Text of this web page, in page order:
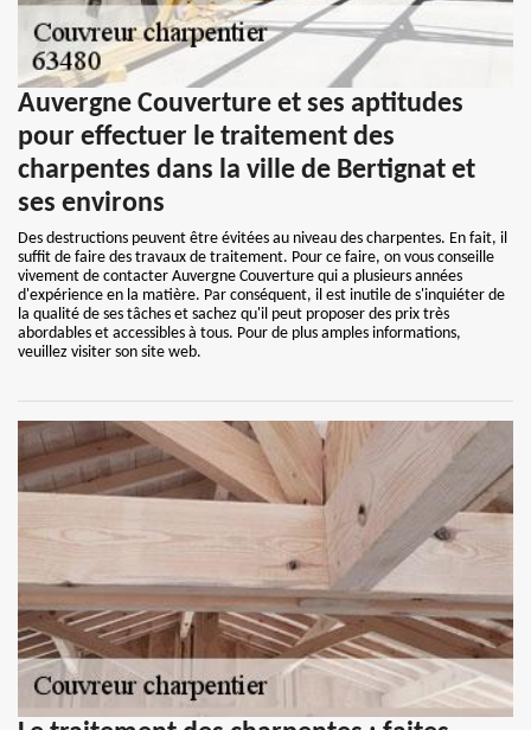
Auvergne Couverture et ses aptitudes
pour effectuer le traitement des
charpentes dans la ville de Bertignat et
ses environs
Des destructions peuvent être évitées au niveau des charpentes. En fait, il
suffit de faire des travaux de traitement. Pour ce faire, on vous conseille
vivement de contacter Auvergne Couverture qui a plusieurs années
d'expérience en la matière. Par conséquent, il est inutile de s'inquiéter de
la qualité de ses tâches et sachez qu'il peut proposer des prix très
abordables et accessibles à tous. Pour de plus amples informations,
veuillez visiter son site web.